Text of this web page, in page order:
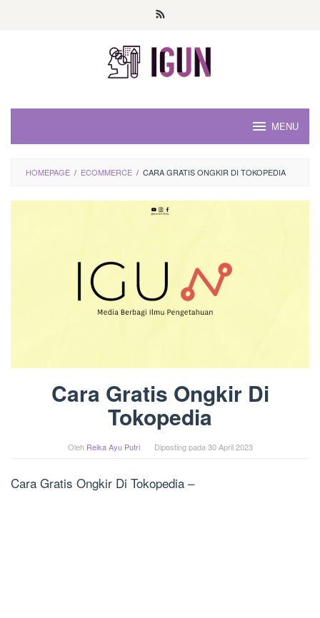
MENU
HOMEPAGE / ECOMMERCE / CARA GRATIS ONGKIR DI TOKOPEDIA
Cara Gratis Ongkir Di
Tokopedia
Oleh Reika Ayu Putri Diposting pada 30 April 2023
Cara Gratis Ongkir Di Tokopedia –